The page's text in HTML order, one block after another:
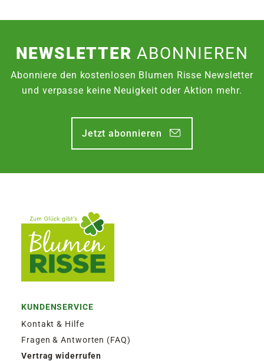
NEWSLETTERABONNIEREN
Abonniere den kostenlosen Blumen Risse Newsletter
und verpasse keine Neuigkeit oder Aktion mehr.
Jetzt abonnieren
KUNDENSERVICE
Kontakt & Hilfe
Fragen & Antworten (FAQ)
Vertrag widerrufen